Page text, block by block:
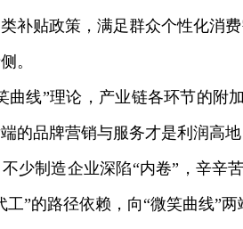
补贴政策，满足群众个性化消
。
线”理论，产业链各环节的附
的品牌营销与服务才是利润高
制造企业深陷“内卷”，辛辛
工”的路径依赖，向“微笑曲线”两